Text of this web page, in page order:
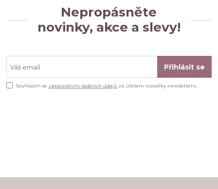
Nepropásněte
novinky, akce a slevy!
Přihlásit se
Souhlasím se zpracováním osobních údajů za účelem rozesílky newsletteru.